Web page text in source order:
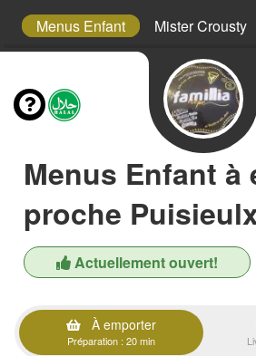
Menus Enfant Mister Crousty
Menus Enfant à
proche
Actuellement ouvert!
À emporter
Préparation : 20 min